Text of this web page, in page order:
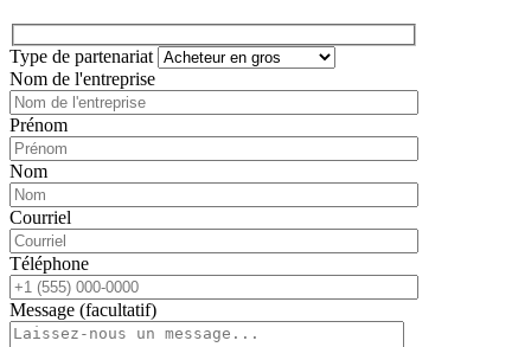
Type de partenariat
Nom de l'entreprise
Prénom
Nom
Courriel
Téléphone
Message (facultatif)